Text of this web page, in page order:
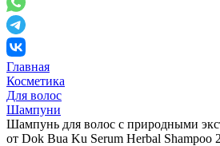
Главная
Косметика
Для волос
Шампуни
Шампунь для волос с природными
от Dok Bua Ku Serum Herbal Shampoo